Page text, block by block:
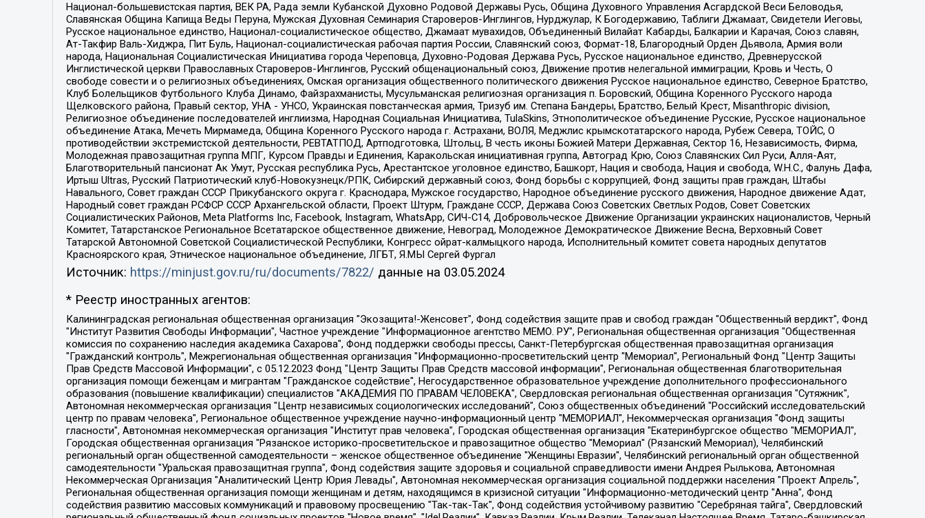
Национал-большевистская партия, ВЕК РА, Рада земли Кубанской Духовно Родовой Державы Русь, Община Духовного Управления Асгардской Веси Беловодья,
Славянская Община Капища Веды Перуна, Мужская Духовная Семинария Староверов-Инглингов, Нурджулар, К Богодержавию, Таблиги Джамаат, Свидетели Иеговы,
Русское национальное единство, Национал-социалистическое общество, Джамаат мувахидов, Объединенный Вилайат Кабарды, Балкарии и Карачая, Союз славян,
Ат-Такфир Валь-Хиджра, Пит Буль, Национал-социалистическая рабочая партия России, Славянский союз, Формат-18, Благородный Орден Дьявола, Армия воли
народа, Национальная Социалистическая Инициатива города Череповца, Духовно-Родовая Держава Русь, Русское национальное единство, Древнерусской
Инглистической церкви Православных Староверов-Инглингов, Русский общенациональный союз, Движение против нелегальной иммиграции, Кровь и Честь, О
свободе совести и о религиозных объединениях, Омская организация общественного политического движения Русское национальное единство, Северное Братство,
Клуб Болельщиков Футбольного Клуба Динамо, Файзрахманисты, Мусульманская религиозная организация п. Боровский, Община Коренного Русского народа
Щелковского района, Правый сектор, УНА - УНСО, Украинская повстанческая армия, Тризуб им. Степана Бандеры, Братство, Белый Крест, Misanthropic division,
Религиозное объединение последователей инглиизма, Народная Социальная Инициатива, TulaSkins, Этнополитическое объединение Русские, Русское национальное
объединение Атака, Мечеть Мирмамеда, Община Коренного Русского народа г. Астрахани, ВОЛЯ, Меджлис крымскотатарского народа, Рубеж Севера, ТОЙС, О
противодействии экстремистской деятельности, РЕВТАТПОД, Артподготовка, Штольц, В честь иконы Божией Матери Державная, Сектор 16, Независимость, Фирма,
Молодежная правозащитная группа МПГ, Курсом Правды и Единения, Каракольская инициативная группа, Автоград Крю, Союз Славянских Сил Руси, Алля-Аят,
Благотворительный пансионат Ак Умут, Русская республика Русь, Арестантское уголовное единство, Башкорт, Нация и свобода, Нация и свобода, W.H.С., Фалунь Дафа,
Иртыш Ultras, Русский Патриотический клуб-Новокузнецк/РПК, Сибирский державный союз, Фонд борьбы с коррупцией, Фонд защиты прав граждан, Штабы
Навального, Совет граждан СССР Прикубанского округа г. Краснодара, Мужское государство, Народное объединение русского движения, Народное движение Адат,
Народный совет граждан РСФСР СССР Архангельской области, Проект Штурм, Граждане СССР, Держава Союз Советских Светлых Родов, Совет Советских
Социалистических Районов, Meta Platforms Inc, Facebook, Instagram, WhatsApp, СИЧ-С14, Добровольческое Движение Организации украинских националистов, Черный
Комитет, Татарстанское Региональное Всетатарское общественное движение, Невоград, Молодежное Демократическое Движение Весна, Верховный Совет
Татарской Автономной Советской Социалистической Республики, Конгресс ойрат-калмыцкого народа, Исполнительный комитет совета народных депутатов
Красноярского края, Этническое национальное объединение, ЛГБТ, Я.МЫ Сергей Фургал
Источник: https://minjust.gov.ru/ru/documents/7822/ данные на 03.05.2024
* Реестр иностранных агентов:
Калининградская региональная общественная организация "Экозащита!-Женсовет", Фонд содействия защите прав и свобод граждан "Общественный вердикт", Фонд "Институт Развития Свободы Информации", Частное учреждение "Информационное агентство МЕМО. РУ", Региональная общественная организация "Общественная комиссия по сохранению наследия академика Сахарова", Фонд поддержки свободы прессы, Санкт-Петербургская общественная правозащитная организация "Гражданский контроль", Межрегиональная общественная организация "Информационно-просветительский центр "Мемориал", Региональный Фонд "Центр Защиты Прав Средств Массовой Информации", с 05.12.2023 Фонд "Центр Защиты Прав Средств массовой информации", Региональная общественная благотворительная организация помощи беженцам и мигрантам "Гражданское содействие", Негосударственное образовательное учреждение дополнительного профессионального образования (повышение квалификации) специалистов "АКАДЕМИЯ ПО ПРАВАМ ЧЕЛОВЕКА", Свердловская региональная общественная организация "Сутяжник", Автономная некоммерческая организация "Центр независимых социологических исследований", Союз общественных объединений "Российский исследовательский центр по правам человека", Региональное общественное учреждение научно-информационный центр "МЕМОРИАЛ", Некоммерческая организация "Фонд защиты гласности", Автономная некоммерческая организация "Институт прав человека", Городская общественная организация "Екатеринбургское общество "МЕМОРИАЛ", Городская общественная организация "Рязанское историко-просветительское и правозащитное общество "Мемориал" (Рязанский Мемориал), Челябинский региональный орган общественной самодеятельности – женское общественное объединение "Женщины Евразии", Челябинский региональный орган общественной самодеятельности "Уральская правозащитная группа", Фонд содействия защите здоровья и социальной справедливости имени Андрея Рылькова, Автономная Некоммерческая Организация "Аналитический Центр Юрия Левады", Автономная некоммерческая организация социальной поддержки населения "Проект Апрель", Региональная общественная организация помощи женщинам и детям, находящимся в кризисной ситуации "Информационно-методический центр "Анна", Фонд содействия развитию массовых коммуникаций и правовому просвещению "Так-так-Так", Фонд содействия устойчивому развитию "Серебряная тайга", Свердловский региональный общественный фонд социальных проектов "Новое время", "Idel.Реалии", Кавказ.Реалии, Крым.Реалии, Телеканал Настоящее Время, Татаро-башкирская служба Радио Свобода (Azatliq Radiosi), Радио Свободная Европа/Радио Свобода (PCE/PC), "Сибирь.Реалии", "Фактограф", Благотворительный фонд помощи осужденным и их семьям, Автономная некоммерческая организация "Институт глобализации и социальных движений", Фонд "В защиту прав заключенных", Частное учреждение "Центр поддержки и содействия развитию средств массовой информации", Пензенский региональный общественный благотворительный фонд "Гражданский союз", "Север.Реалии", Некоммерческая организация Фонд "Правовая инициатива", Общество с ограниченной ответственностью "Радио Свободная Европа/Радио Свобода", Чешское информационное агентство "MEDIUM-ORIENT", Красноярская региональная общественная организация "Мы против СПИДа", Камалягин Денис Николаевич, Маркелов Сергей Евгеньевич, Пономарев Лев Александрович, Савицкая Людмила Алексеевна, Автономная некоммерческая организация "Центр по работе с проблемой насилия "НАСИЛИЮ.НЕТ", Межрегиональный профессиональный союз работников здравоохранения "Альянс врачей", Юридическое лицо, зарегистрированное в Латвийской Республике, SIA "Medusa Project" (регистрационный номер 40103797863, дата регистрации 10.06.2014), Некоммерческая организация "Фонд по борьбе с коррупцией", Автономная некоммерческая организация "Институт права и публичной политики", Баданин Роман Сергеевич, Гликин Максим Александрович, Железнова Мария Михайловна, Лукьянова Юлия Сергеевна, Маетная Елизавета Витальевна, Маняхин Петр Борисович, Чуракова Ольга Владимировна, Ярош Юлия Петровна, Юридическое лицо "The Insider SIA", зарегистрированное в Риге, Латвийская Республика (дата регистрации 26.06.2015), являющееся администратором доменного имени интернет-издания "The Insider SIA", https://theins.ru, Постернак Алексей Евгеньевич, Рубин Михаил Аркадьевич, Анин Роман Александрович, Юридическое лицо Istories fonds, зарегистрированное в Латвийской Республике (регистрационный номер 50008295751, дата регистрации 24.02.2020), Великовский Дмитрий Александрович, Долинина Ирина Николаевна, Мароховская Алеся Алексеевна, Шлейнов Роман Юрьевич, Шмагун Олеся Валентиновна, Общество с ограниченной ответственностью "Альтаир 2021", Общество с ограниченной ответственностью "Вега 2021", Общество с ограниченной ответственностью "Главный редактор 2021", Общество с ограниченной ответственностью "Ромашки монолит", Важенков Артем Валерьевич, Ивановская областная общественная организация "Центр гендерных исследований", Гурман Юрий Альбертович, Медиапроект "ОВД-Инфо", Егоров Владимир Владимирович, Жилинский Владимир Александрович, Общество с ограниченной ответственностью "ЗП", Иванова София Юрьевна, Карезина Инна Павловна, Кильтау Екатерина Викторовна, Петров Алексей Викторович, Пискунов Сергей Евгеньевич, Смирнов Сергей Сергеевич, Тихонов Михаил Сергеевич, Общество с ограниченной ответственностью "ЖУРНАЛИСТ-ИНОСТРАННЫЙ АГЕНТ", Арапова Галина Юрьевна, Вольтская Татьяна Анатольевна, Американская компания "Mason G.E.S. Anonymous Foundation" (США), являющаяся владельцем интернет-издания https://mnews.world/, Компания "Stichting Bellingcat", зарегистрированная в Нидерландах (дата регистрации 11.07.2018), Захаров Андрей Вячеславович, Клепиковская Екатерина Дмитриевна, Общество с ограниченной ответственностью "МЕМО", Перл Роман Александрович, Симонов Евгений Алексеевич, Соловьева Елена Анатольевна, Сотников Даниил Владимирович, Сурначева Елизавета Дмитриевна, Автономная некоммерческая организация по защите прав человека и информированию населения "Якутия – Наше Мнение", Общество с ограниченной ответственностью "Москоу диджитал медиа", с 26.01.2023 Общество с ограниченной ответственностью "Чайка Белые сады", Ветошкина Валерия Валерьевна, Заговора Максим Александрович, Межрегиональное общественное движение "Российская ЛГБТ - сеть", Оленичев Максим Владимирович, Павлов Иван Юрьевич, Скворцова Елена Сергеевна, Общество с ограниченной ответственностью "Как бы инагент", Кочетков Игорь Викторович, Общество с ограниченной ответственностью "Честные выборы", Еланчик Олег Александрович, Общество с ограниченной ответственностью "Нобелевский призыв", Гималова Регина Эмилевна, Григорьев Андрей Валерьевич, Григорьева Алина Александровна, Ассоциация по содействию защите прав призывников, альтернативнослужащих и военнослужащих "Правозащитная группа "Гражданин.Армия.Право", Хисамова Регина Фаритовна, Автономная некоммерческая организация по реализации социально-правовых программ "Лилит", Дальневосточное общественное движение "Маяк", Санкт-Петербургская ЛГБТ-инициативная группа "Выход", Инициативная группа ЛГБТ+ "Реверс", Алексеев Андрей Викторович, Бекбулатова Таисия Львовна, Беляев Иван Михайлович, Владыкина Елена Сергеевна, Гельман Марат Александрович, Никульшина Вероника Юрьевна, Толоконникова Надежда Андреевна, Шендерович Виктор Анатольевич, Общество с ограниченной ответственностью "Данное сообщение", Общество с ограниченной ответственностью Издательский дом "Новая глава", Айнбиндер Александра Александровна, Московский комьюнити-центр для ЛГБТ+инициатив, Благотворительный фонд развития филантропии, Deutsche Welle (Германия, Kurt-Schumacher-Strasse 3, 53113 Bonn), Борзунова Мария Михайловна, Воробьев Виктор Викторович, Голубева Анна Львовна, Константинова Алла Михайловна, Малкова Ирина Владимировна, Мурадов Мурад Абдулгалимович, Осетинская Елизавета Николаевна, Понасенков Евгений Николаевич, Ганапольский Матвей Юрьевич, Киселев Евгений Алексеевич, Борухович Ирина Григорьевна, Дремин Иван Тимофеевич, Дубровский Дмитрий Викторович, Красноярская региональная общественная организация поддержки и развития альтернативных образовательных технологий и межкультурных коммуникаций "ИНТЕРРА", Маяковская Екатерина Алексеевна, Фейгин Марк Захарович, Филимонов Андрей Викторович, Дзугкоева Регина Николаевна, Доброхотов Роман Александрович, Дудь Юрий Александрович, Елкин Сергей Владимирович, Кругликов Кирилл Игоревич, Сабунаева Мария Леонидовна, Семенов Алексей Владимирович, Шаинян Карен Багратович, Шульман Екатерина Михайловна, Асафьев Артур Валерьевич, Вахштайн Виктор Семенович, Венедиктов Алексей Алексеевич, Лушникова Екатерина Евгеньевна, Волков Леонид Михайлович, Невзоров Александр Глебович, Пархоменко Сергей Борисович, Сироткин Ярослав Николаевич, Кара-Мурза Владимир Владимирович, Баранова Наталья Владимировна, Гозман Леонид Яковлевич, Кагарлицкий Борис Юльевич, Климарев Михаил Валерьевич, Милов Владимир Станиславович, Автономная некоммерческая организация Краснодарский центр современного искусства "Типография", Моргенштерн Алишер Тагирович, Соболь Любовь Эдуардовна, Общество с ограниченной ответственностью "ЛИЗА НОРМ", Каспаров Гарри Кимович, Ходорковский Михаил Борисович, Общество с ограниченной ответственностью "Апрельские тезисы", Данилович Ирина Брониславовна, Кашин Олег Владимирович, Петров Николай Владимирович, Пивоваров Алексей Владимирович, Соколов Михаил Владимирович, Цветкова Юлия Владимировна, Чичваркин Евгений Александрович, Комитет против пыток/Команда против пыток, Общество с ограниченной ответственностью "Первый научный", Общество с ограниченной ответственностью "Вертолет и ко", Белоцерковская Вероника Борисовна, Кац Максим Евгеньевич, Лазарева Татьяна Юрьевна, Шаведдинов Руслан Табризович, Яшин Илья Валерьевич, Общество с ограниченной ответственностью "Иноагент ААВ", Алешковский Дмитрий Петрович, Альбац Евгения Марковна, Быков Дмитрий Львович, Галямина Юлия Евгеньевна, Лойко Сергей Леонидович, Мартынов Кирилл Константинович, Медведев Сергей Александрович, Крашенинников Федор Геннадиевич, Гордеева Катерина Вл